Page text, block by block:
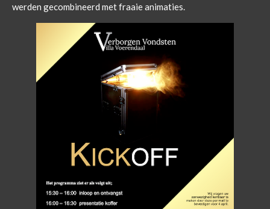
werden gecombineerd met fraaie animaties.